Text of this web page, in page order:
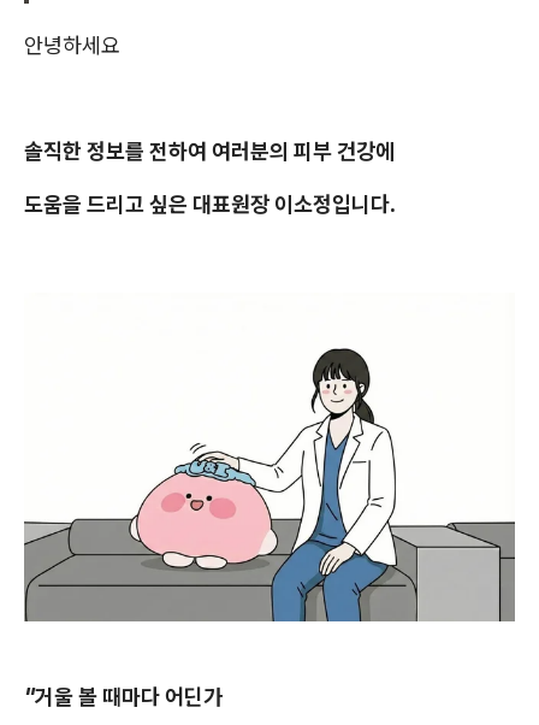
안녕하세요
솔직한 정보를 전하여 여러분의 피부 건강에
도움을 드리고 싶은 대표원장 이소정입니다.
"거울 볼 때마다 어딘가